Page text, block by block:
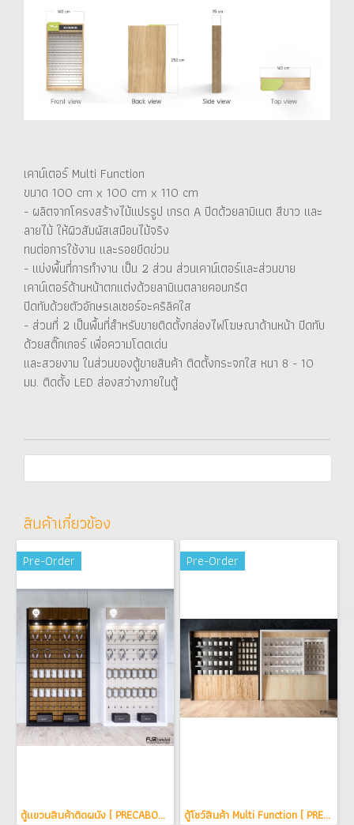
เคาน์เตอร์ Multi Function
ขนาด 100 cm x 100 cm x 110 cm
- ผลิตจากโครงสร้างไม้แปรรูป เกรด A ปิดด้วยลามิเนต สีขาว และ
ลายไม้ ให้ผิวสัมผัสเสมือนไม้จริง
ทนต่อการใช้งาน และรอยขีดข่วน
- แบ่งพื้นที่การทำงาน เป็น 2 ส่วน ส่วนเคาน์เตอร์และส่วนขาย
เคาน์เตอร์ด้านหน้าตกแต่งด้วยลามิเนตลายคอนกรีต
ปิดทับด้วยตัวอักษรเลเซอร์อะคริลิคใส
- ส่วนที่ 2 เป็นพื้นที่สำหรับขายติดตั้งกล่องไฟโฆษณาด้านหน้า ปิดทับ
ด้วยสติ๊กเกอร์ เพื่อความโดดเด่น
และสวยงาม ในส่วนของตู้ขายสินค้า ติดตั้งกระจกใส หนา 8 - 10
มม. ติดตั้ง LED ส่องสว่างภายในตู้
สินค้าเกี่ยวข้อง
Pre-Order
ตู้แขวนสินค้าติดผนัง ( PRECAB0010001 )
Pre-Order
ตู้โชว์สินค้า Multi Function ( PREMUL0010002 )